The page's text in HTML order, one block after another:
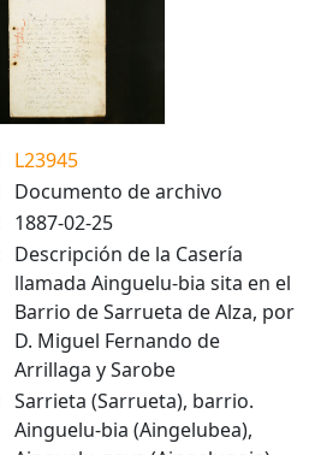
L23945
Documento de archivo
1887-02-25
Descripción de la Casería
llamada Ainguelu-bia sita en el
Barrio de Sarrueta de Alza, por
D. Miguel Fernando de
Arrillaga y Sarobe
Sarrieta (Sarrueta), barrio.
Ainguelu-bia (Aingelubea),